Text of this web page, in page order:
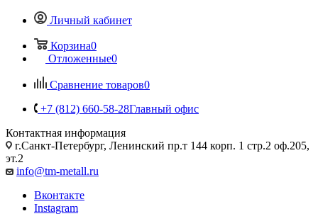
Личный кабинет
Корзина0
Отложенные0
Сравнение товаров0
+7 (812) 660-58-28Главный офис
Контактная информация
г.Санкт-Петербург, Ленинский пр.т 144 корп. 1 стр.2 оф.205,
эт.2
info@tm-metall.ru
Вконтакте
Instagram